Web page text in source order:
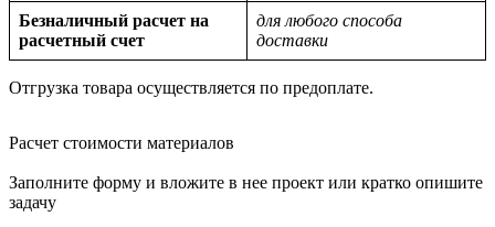
Безналичный расчет на
расчетный счет
для любого способа
доставки
Отгрузка товара осуществляется по предоплате.
Расчет стоимости материалов
Заполните форму и вложите в нее проект или кратко опишите
задачу